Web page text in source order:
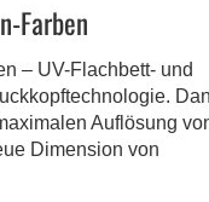
Farben
– UV-Flachbett- und
Auflösung
Dimension von